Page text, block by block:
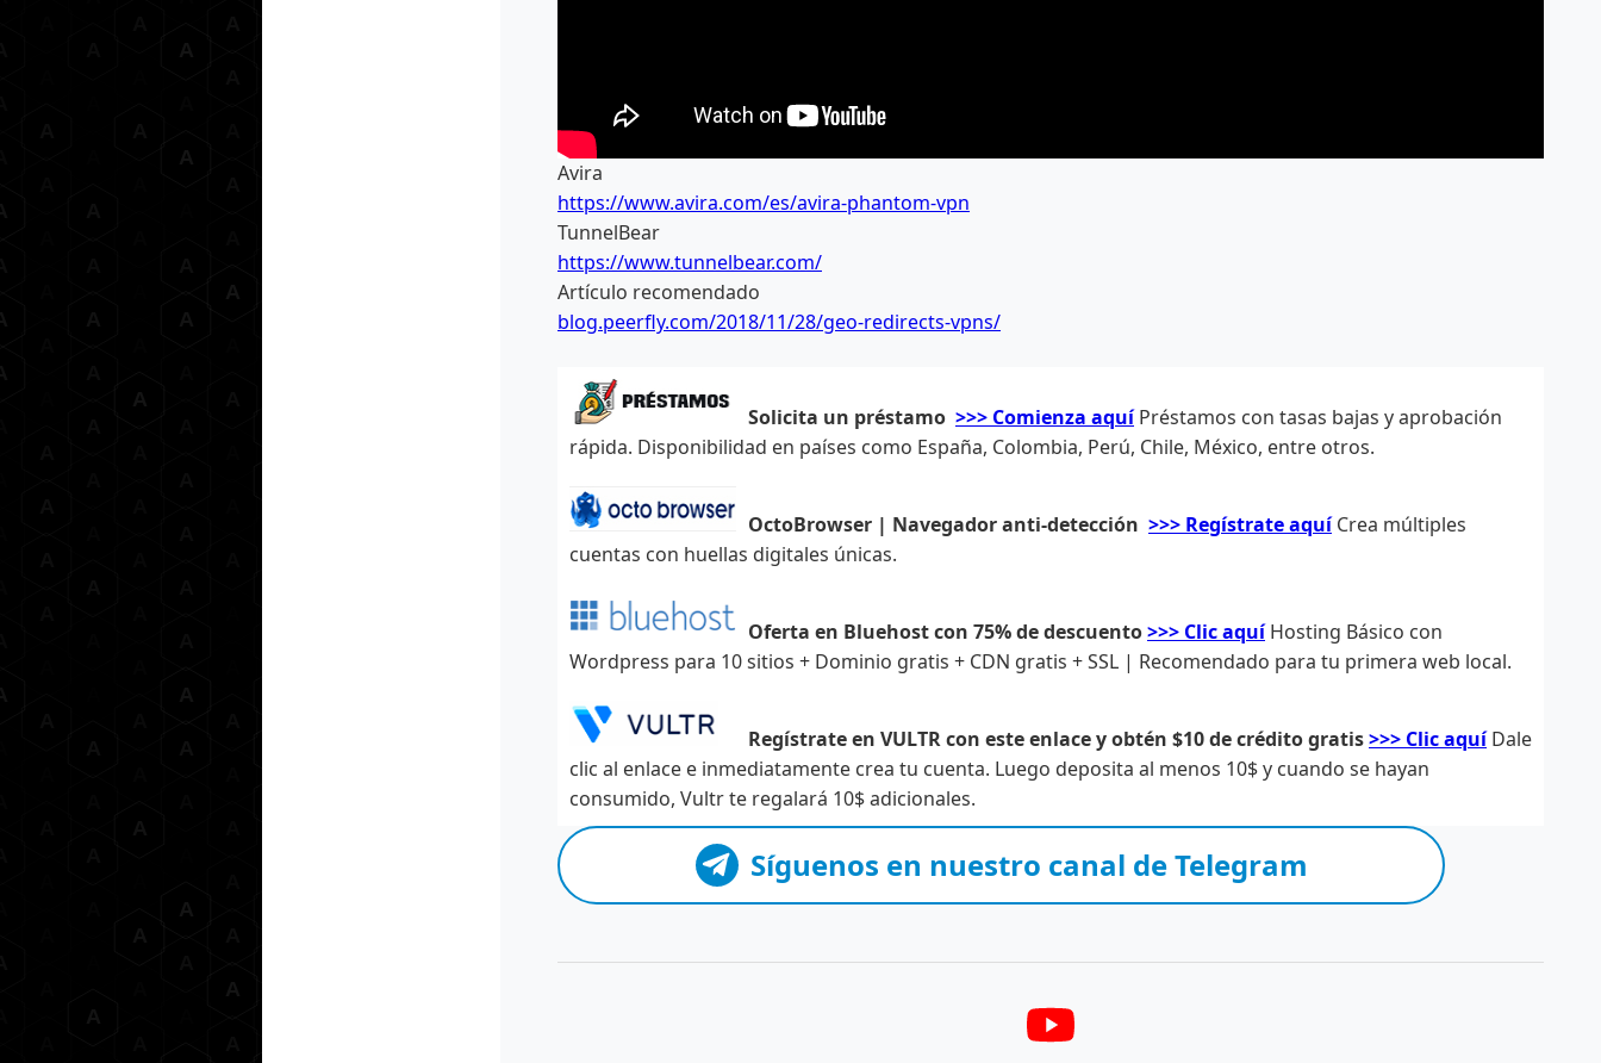
Avira
https://www.avira.com/es/avira-phantom-vpn
TunnelBear
https://www.tunnelbear.com/
Artículo recomendado
blog.peerfly.com/2018/11/28/geo-redirects-vpns/
Solicita un préstamo >>> Comienza aquíPréstamos con tasas bajas y aprobación
rápida. Disponibilidad en países como España, Colombia, Perú, Chile, México, entre otros.
OctoBrowser | Navegador anti-detección >>> Regístrate aquíCrea múltiples
cuentas con huellas digitales únicas.
Oferta en Bluehost con 75% de descuento>>> Clic aquíHosting Básico con
Wordpress para 10 sitios + Dominio gratis + CDN gratis + SSL | Recomendado para tu primera web local.
Regístrate en VULTR con este enlace y obtén $10 de crédito gratis>>> Clic aquíDale
clic al enlace e inmediatamente crea tu cuenta. Luego deposita al menos 10$ y cuando se hayan
consumido, Vultr te regalará 10$ adicionales.
Síguenos en nuestro canal de Telegram